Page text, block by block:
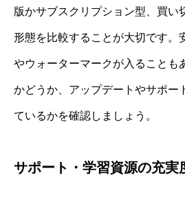
版かサブスクリプション型、買い
形態を比較することが大切です。
やウォーターマークが入ることも
かどうか、アップデートやサポー
ているかを確認しましょう。
サポート・学習資源の充実